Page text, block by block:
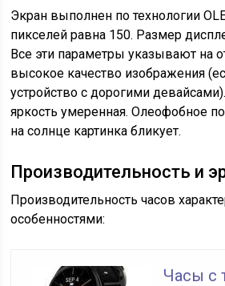
Экран выполнен по технологии
пикселей равна 150. Размер
Все эти параметры указывают на
высокое качество изображения
устройство с дорогими
яркость умеренная. Олеофобное
на солнце картинка бликует.
Производительность и
Производительность часов
особенностями:
Часы с